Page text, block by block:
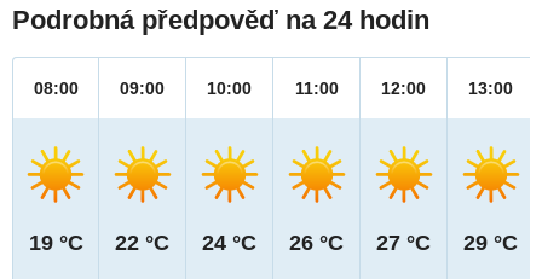
Podrobná předpověď na 24 hodin
08:00
19 °C
09:00
22 °C
10:00
24 °C
11:00
26 °C
12:00
27 °C
13:00
29 °C